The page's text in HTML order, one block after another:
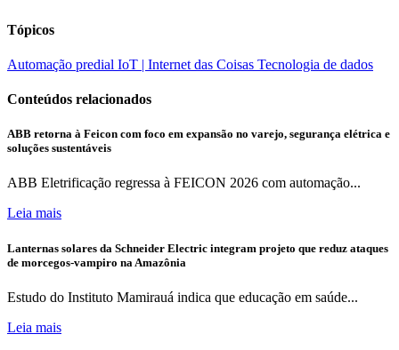
Tópicos
Automação predial IoT | Internet das Coisas Tecnologia de dados
Conteúdos relacionados
ABB retorna à Feicon com foco em expansão no varejo, segurança elétrica e
soluções sustentáveis
ABB Eletrificação regressa à FEICON 2026 com automação...
Leia mais
Lanternas solares da Schneider Electric integram projeto que reduz ataques
de morcegos-vampiro na Amazônia
Estudo do Instituto Mamirauá indica que educação em saúde...
Leia mais